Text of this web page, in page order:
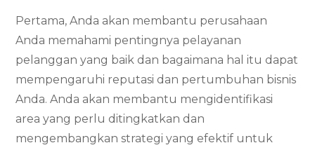
Pertama, Anda akan membantu perusahaan
Anda memahami pentingnya pelayanan
pelanggan yang baik dan bagaimana hal itu dapat
mempengaruhi reputasi dan pertumbuhan bisnis
Anda. Anda akan membantu mengidentifikasi
area yang perlu ditingkatkan dan
mengembangkan strategi yang efektif untuk